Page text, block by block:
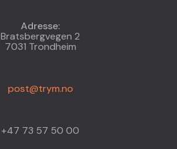
Adresse:
Bratsbergvegen 2
7031 Trondheim
post@trym.no
+47 73 57 50 00